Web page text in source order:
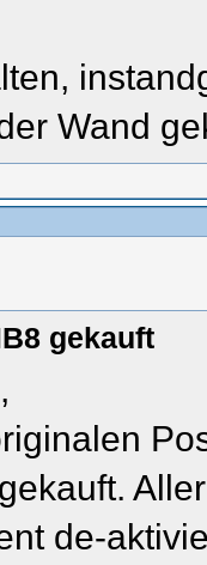
Wand
gekauft
de-